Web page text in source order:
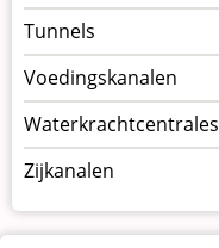
Tunnels
Voedingskanalen
Waterkrachtcentrales
Zijkanalen